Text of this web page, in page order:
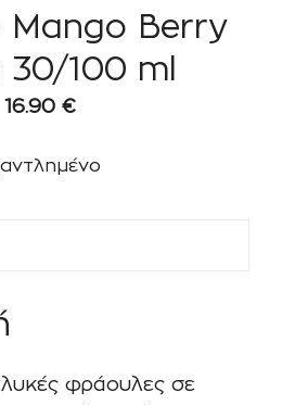
Mango Berry
30/100 ml
16.90 €
φράουλες σε